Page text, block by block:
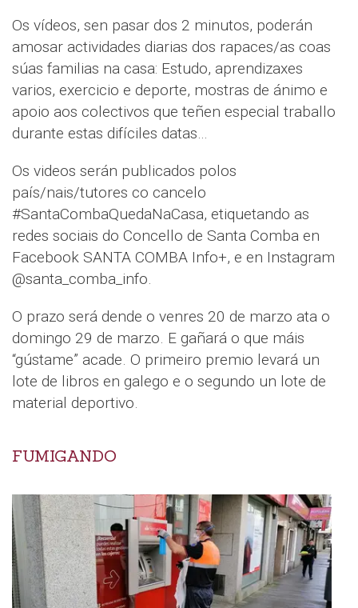
Os vídeos, sen pasar dos 2 minutos, poderán
amosar actividades diarias dos rapaces/as coas
súas familias na casa: Estudo, aprendizaxes
varios, exercicio e deporte, mostras de ánimo e
apoio aos colectivos que teñen especial traballo
durante estas difíciles datas…
Os videos serán publicados polos
país/nais/tutores co cancelo
#SantaCombaQuedaNaCasa, etiquetando as
redes sociais do Concello de Santa Comba en
Facebook SANTA COMBA Info+, e en Instagram
@santa_comba_info.
O prazo será dende o venres 20 de marzo ata o
domingo 29 de marzo. E gañará o que máis
“gústame” acade. O primeiro premio levará un
lote de libros en galego e o segundo un lote de
material deportivo.
FUMIGANDO